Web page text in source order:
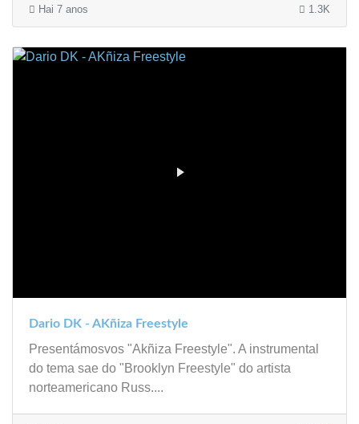
Hai 7 anos 1.3K
Dario DK - AKñiza Freestyle
Presentámosvos "Akñiza Freestyle". A instrumental
do tema sae do "Brooklyn Freestyle" do artista
norteamericano Russ....